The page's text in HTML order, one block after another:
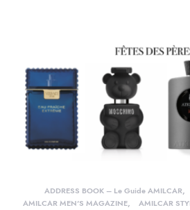
ADDRESS BOOK – Le Guide AMILCAR
AMILCAR MEN'S MAGAZINE
AMILCAR